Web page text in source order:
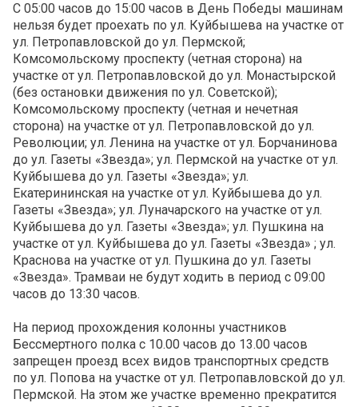
С 05:00 часов до 15:00 часов в День Победы машинам
нельзя будет проехать по ул. Куйбышева на участке от
ул. Петропавловской до ул. Пермской;
Комсомольскому проспекту (четная сторона) на
участке от ул. Петропавловской до ул. Монастырской
(без остановки движения по ул. Советской);
Комсомольскому проспекту (четная и нечетная
сторона) на участке от ул. Петропавловской до ул.
Революции; ул. Ленина на участке от ул. Борчанинова
до ул. Газеты «Звезда»; ул. Пермской на участке от ул.
Куйбышева до ул. Газеты «Звезда»; ул.
Екатерининская на участке от ул. Куйбышева до ул.
Газеты «Звезда»; ул. Луначарского на участке от ул.
Куйбышева до ул. Газеты «Звезда»; ул. Пушкина на
участке от ул. Куйбышева до ул. Газеты «Звезда» ; ул.
Краснова на участке от ул. Пушкина до ул. Газеты
«Звезда». Трамваи не будут ходить в период с 09:00
часов до 13:30 часов.
На период прохождения колонны участников
Бессмертного полка с 10.00 часов до 13.00 часов
запрещен проезд всех видов транспортных средств
по ул. Попова на участке от ул. Петропавловской до ул.
Пермской. На этом же участке временно прекратится